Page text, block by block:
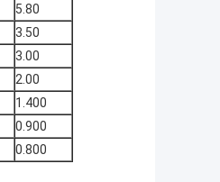
5.80
3.50
3.00
2.00
1.400
0.900
0.800